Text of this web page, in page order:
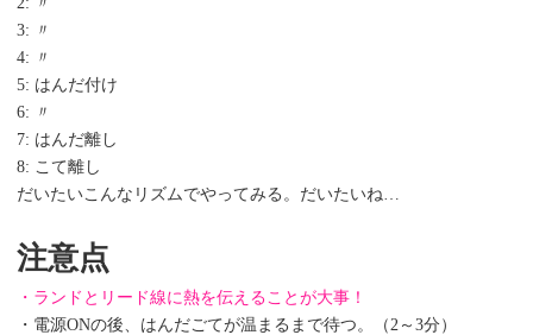
3: 〃
4: 〃
5: はんだ付け
6: 〃
7: はんだ離し
8: こて離し
だいたいこんなリズムでやってみる。だいたいね…
注意点
・ランドとリード線に熱を伝えることが大事！
・電源ONの後、はんだごてが温まるまで待つ。（2～3分）